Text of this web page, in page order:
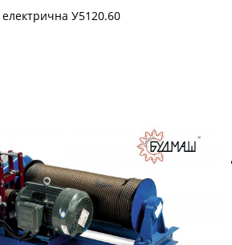
електрична У5120.60